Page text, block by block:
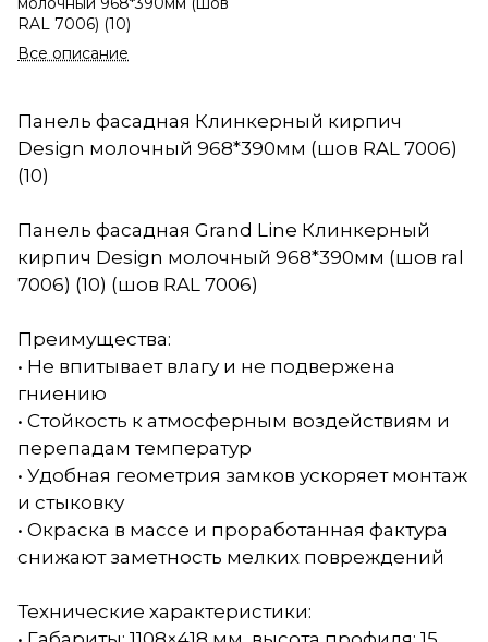
RAL 7006) (10)
Все описание
Панель фасадная Клинкерный кирпич
Design молочный 968*390мм (шов RAL 7006)
(10)
Панель фасадная Grand Line Клинкерный
кирпич Design молочный 968*390мм (шов ral
7006) (10) (шов RAL 7006)
Преимущества:
• Не впитывает влагу и не подвержена
гниению
• Стойкость к атмосферным воздействиям и
перепадам температур
• Удобная геометрия замков ускоряет монтаж
и стыковку
• Окраска в массе и проработанная фактура
снижают заметность мелких повреждений
Технические характеристики: